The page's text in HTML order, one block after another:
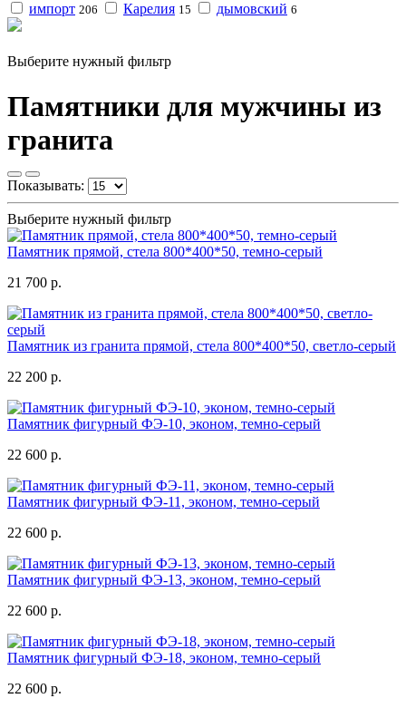
импорт 206 Карелия 15 дымовский 6
Выберите нужный фильтр
Памятники для мужчины из
гранита
Показывать:
Выберите нужный фильтр
Памятник прямой, стела 800*400*50, темно-серый
21 700 р.
Памятник из гранита прямой, стела 800*400*50, светло-серый
22 200 р.
Памятник фигурный ФЭ-10, эконом, темно-серый
22 600 р.
Памятник фигурный ФЭ-11, эконом, темно-серый
22 600 р.
Памятник фигурный ФЭ-13, эконом, темно-серый
22 600 р.
Памятник фигурный ФЭ-18, эконом, темно-серый
22 600 р.